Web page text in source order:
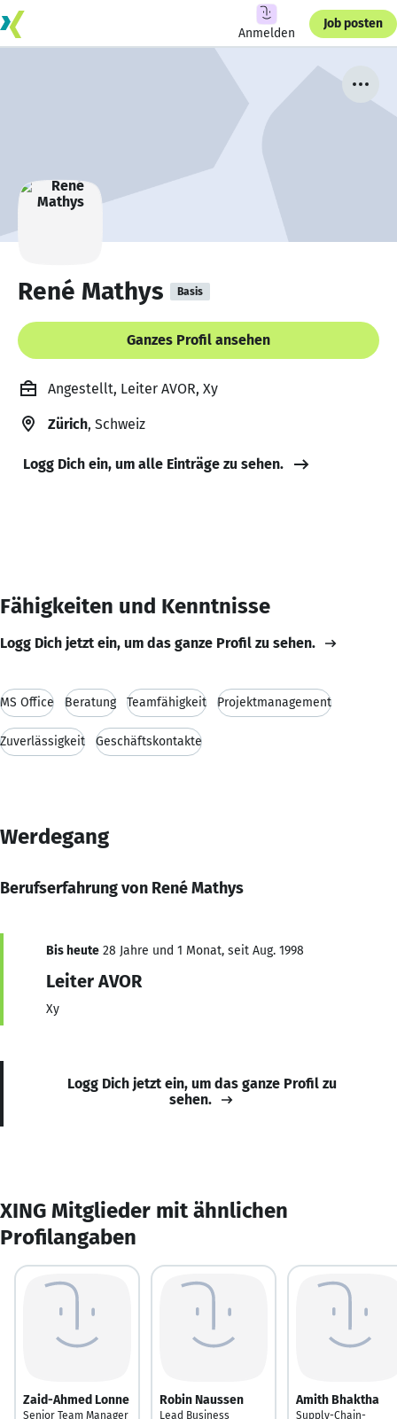
Anmelden
Job posten
René Mathys Basis
Ganzes Profil ansehen
Angestellt, Leiter AVOR, Xy
Zürich, Schweiz
Logg Dich ein, um alle Einträge zu sehen.
Fähigkeiten und Kenntnisse
Logg Dich jetzt ein, um das ganze Profil zu sehen.
MS Office Beratung Teamfähigkeit Projektmanagement
Zuverlässigkeit Geschäftskontakte
Werdegang
Berufserfahrung von René Mathys
Bis heute 28 Jahre und 1 Monat, seit Aug. 1998
Leiter AVOR
Xy
Logg Dich jetzt ein, um das ganze Profil zu
sehen.
XING Mitglieder mit ähnlichen
Profilangaben
Zaid-Ahmed Lonne
Senior Team Manager
Robin Naussen
Lead Business
Amith Bhaktha
Supply-Chain-